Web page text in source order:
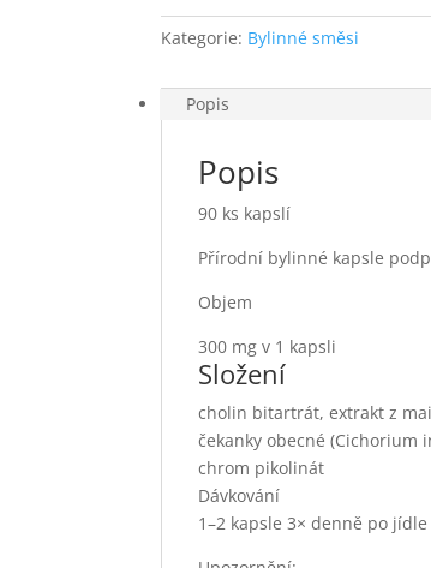
Kategorie: Bylinné směsi
Popis
Popis
90 ks kapslí
Přírodní bylinné kapsle
Objem
300 mg v 1 kapsli
Složení
cholin bitartrát, extrakt z
čekanky obecné (Cichorium
chrom pikolinát
Dávkování
1–2 kapsle 3× denně po jídle